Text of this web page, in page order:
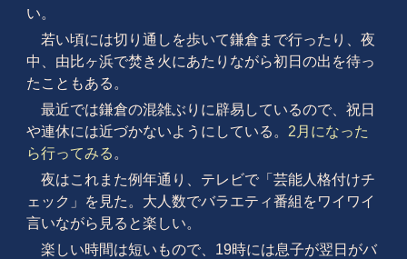
い。
若い頃には切り通しを歩いて鎌倉まで行ったり、夜
中、由比ヶ浜で焚き火にあたりながら初日の出を待っ
たこともある。
最近では鎌倉の混雑ぶりに辟易しているので、祝日
や連休には近づかないようにしている。 2月になった
ら行ってみる。
夜はこれまた例年通り、テレビで「芸能人格付けチ
ェック」を見た。大人数でバラエティ番組をワイワイ
言いながら見ると楽しい。
楽しい時間は短いもので、19時には息子が翌日がバ